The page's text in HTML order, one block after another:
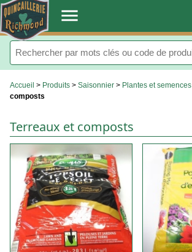
. menu
Accueil > Produits > Saisonnier > Plantes et semences
composts
Terreaux et composts